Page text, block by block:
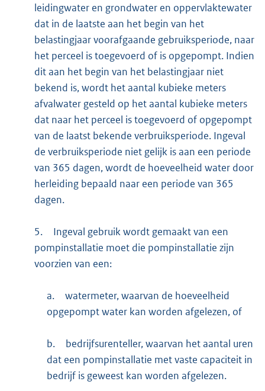
leidingwater en grondwater en oppervlaktewater
dat in de laatste aan het begin van het
belastingjaar voorafgaande gebruiksperiode, naar
het perceel is toegevoerd of is opgepompt. Indien
dit aan het begin van het belastingjaar niet
bekend is, wordt het aantal kubieke meters
afvalwater gesteld op het aantal kubieke meters
dat naar het perceel is toegevoerd of opgepompt
van de laatst bekende verbruiksperiode. Ingeval
de verbruiksperiode niet gelijk is aan een periode
van 365 dagen, wordt de hoeveelheid water door
herleiding bepaald naar een periode van 365
dagen.
5.
Ingeval gebruik wordt gemaakt van een
pompinstallatie moet die pompinstallatie zijn
voorzien van een:
a.
watermeter, waarvan de hoeveelheid
opgepompt water kan worden afgelezen, of
b.
bedrijfsurenteller, waarvan het aantal uren
dat een pompinstallatie met vaste capaciteit in
bedrijf is geweest kan worden afgelezen.